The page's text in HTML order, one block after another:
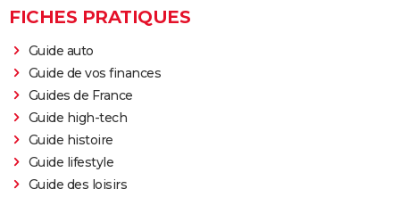
FICHES PRATIQUES
Guide auto
Guide de vos finances
Guides de France
Guide high-tech
Guide histoire
Guide lifestyle
Guide des loisirs